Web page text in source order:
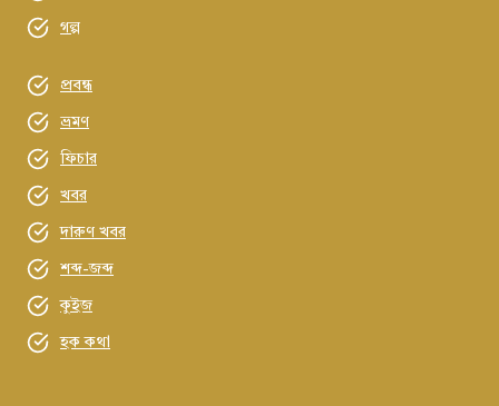
গল্প
প্রবন্ধ
ভ্রমণ
ফিচার
খবর
দারুণ খবর
শব্দ-জব্দ
কুইজ
হক কথা